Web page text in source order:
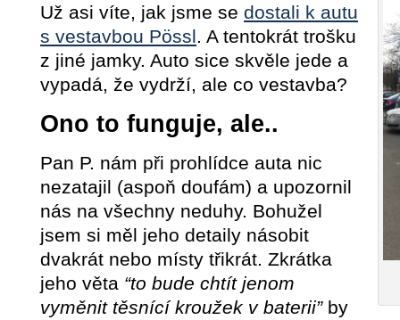
Už asi víte, jak jsme se dostali k autu
s vestavbou Pössl. A tentokrát trošku
z jiné jamky. Auto sice skvěle jede a
vypadá, že vydrží, ale co vestavba?
Ono to funguje, ale..
Pan P. nám při prohlídce auta nic
nezatajil (aspoň doufám) a upozornil
nás na všechny neduhy. Bohužel
jsem si měl jeho detaily násobit
dvakrát nebo místy třikrát. Zkrátka
jeho věta “to bude chtít jenom
vyměnit těsnící kroužek v baterii”by